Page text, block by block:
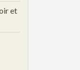
et